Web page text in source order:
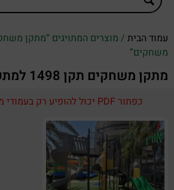
עמוד הבית
משחקים”
מתקן משחקים תקן 1498 למתקני משחקים
כפתור PDF יכול להופיע רק בעמודי מוצר או קטגוריה.